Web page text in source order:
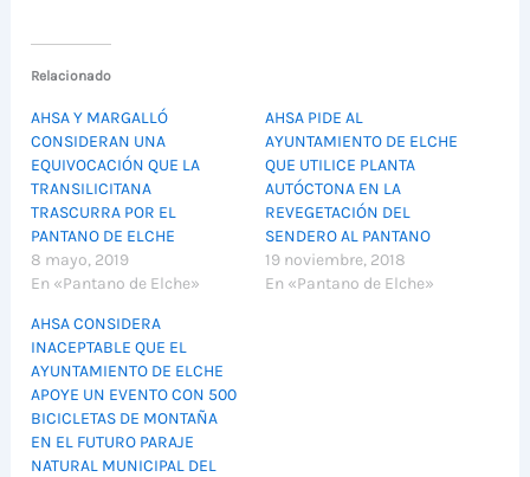
Relacionado
AHSA Y MARGALLÓ
CONSIDERAN UNA
EQUIVOCACIÓN QUE LA
TRANSILICITANA
TRASCURRA POR EL
PANTANO DE ELCHE
8 mayo, 2019
En «Pantano de Elche»
AHSA PIDE AL
AYUNTAMIENTO DE ELCHE
QUE UTILICE PLANTA
AUTÓCTONA EN LA
REVEGETACIÓN DEL
SENDERO AL PANTANO
19 noviembre, 2018
En «Pantano de Elche»
AHSA CONSIDERA
INACEPTABLE QUE EL
AYUNTAMIENTO DE ELCHE
APOYE UN EVENTO CON 500
BICICLETAS DE MONTAÑA
EN EL FUTURO PARAJE
NATURAL MUNICIPAL DEL